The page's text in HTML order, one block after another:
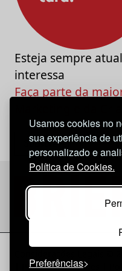
Usamos cookies no
sua experiência de
personalizado e
Política de Cookies.
Preferências
Esteja sempre
interessa
Faça parte da
Política de Cookies